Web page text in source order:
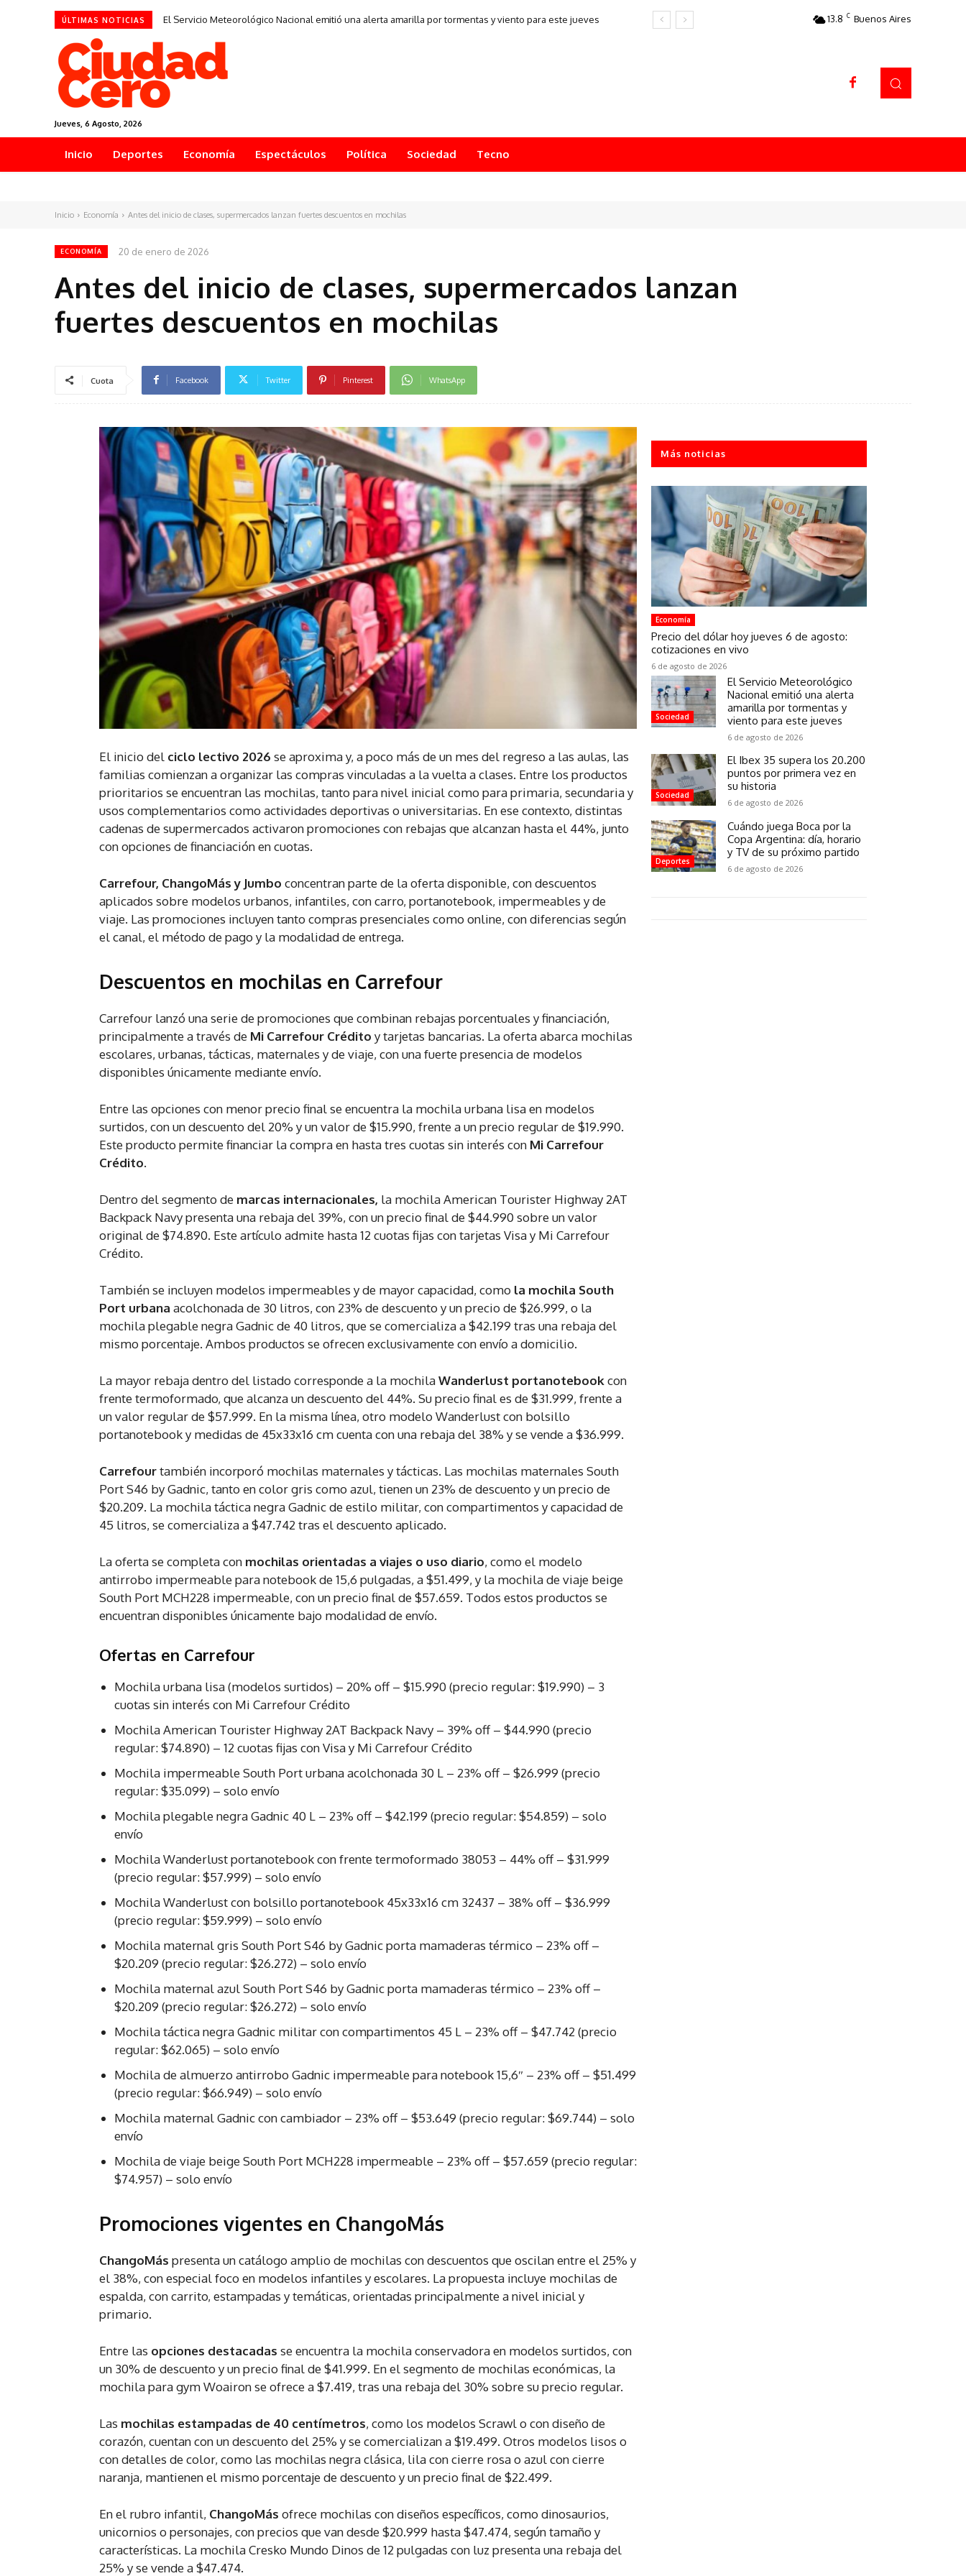
ÚLTIMAS NOTICIAS El Servicio Meteorológico Nacional emitió una alerta amarilla por tormentas y viento para este jueves 13.8 C Buenos Aires
Jueves, 6 Agosto, 2026
Inicio Deportes Economía Espectáculos Política Sociedad Tecno
Inicio Economía Antes del inicio de clases, supermercados lanzan fuertes descuentos en mochilas
ECONOMÍA 20 de enero de 2026
Antes del inicio de clases, supermercados lanzan
fuertes descuentos en mochilas
Cuota Facebook Twitter Pinterest WhatsApp
El inicio del ciclo lectivo 2026 se aproxima y, a poco más de un mes del regreso a las aulas, las
familias comienzan a organizar las compras vinculadas a la vuelta a clases. Entre los productos
prioritarios se encuentran las mochilas, tanto para nivel inicial como para primaria, secundaria y
usos complementarios como actividades deportivas o universitarias. En ese contexto, distintas
cadenas de supermercados activaron promociones con rebajas que alcanzan hasta el 44%, junto
con opciones de financiación en cuotas.
Carrefour, ChangoMás y Jumbo concentran parte de la oferta disponible, con descuentos
aplicados sobre modelos urbanos, infantiles, con carro, portanotebook, impermeables y de
viaje. Las promociones incluyen tanto compras presenciales como online, con diferencias según
el canal, el método de pago y la modalidad de entrega.
Descuentos en mochilas en Carrefour
Carrefour lanzó una serie de promociones que combinan rebajas porcentuales y financiación,
principalmente a través de Mi Carrefour Crédito y tarjetas bancarias. La oferta abarca mochilas
escolares, urbanas, tácticas, maternales y de viaje, con una fuerte presencia de modelos
disponibles únicamente mediante envío.
Entre las opciones con menor precio final se encuentra la mochila urbana lisa en modelos
surtidos, con un descuento del 20% y un valor de $15.990, frente a un precio regular de $19.990.
Este producto permite financiar la compra en hasta tres cuotas sin interés con Mi Carrefour
Crédito.
Dentro del segmento de marcas internacionales, la mochila American Tourister Highway 2AT
Backpack Navy presenta una rebaja del 39%, con un precio final de $44.990 sobre un valor
original de $74.890. Este artículo admite hasta 12 cuotas fijas con tarjetas Visa y Mi Carrefour
Crédito.
También se incluyen modelos impermeables y de mayor capacidad, como la mochila South
Port urbana acolchonada de 30 litros, con 23% de descuento y un precio de $26.999, o la
mochila plegable negra Gadnic de 40 litros, que se comercializa a $42.199 tras una rebaja del
mismo porcentaje. Ambos productos se ofrecen exclusivamente con envío a domicilio.
La mayor rebaja dentro del listado corresponde a la mochilaWanderlust portanotebookcon
frente termoformado, que alcanza un descuento del 44%. Su precio final es de $31.999, frente a
un valor regular de $57.999. En la misma línea, otro modelo Wanderlust con bolsillo
portanotebook y medidas de 45x33x16 cm cuenta con una rebaja del 38% y se vende a $36.999.
Carrefourtambién incorporó mochilas maternales y tácticas. Las mochilas maternales South
Port S46 by Gadnic, tanto en color gris como azul, tienen un 23% de descuento y un precio de
$20.209. La mochila táctica negra Gadnic de estilo militar, con compartimentos y capacidad de
45 litros, se comercializa a $47.742 tras el descuento aplicado.
La oferta se completa con mochilas orientadas a viajes o uso diario, como el modelo
antirrobo impermeable para notebook de 15,6 pulgadas, a $51.499, y la mochila de viaje beige
South Port MCH228 impermeable, con un precio final de $57.659. Todos estos productos se
encuentran disponibles únicamente bajo modalidad de envío.
Ofertas en Carrefour
Mochila urbana lisa (modelos surtidos) – 20% off – $15.990 (precio regular: $19.990) – 3
cuotas sin interés con Mi Carrefour Crédito
Mochila American Tourister Highway 2AT Backpack Navy – 39% off – $44.990 (precio
regular: $74.890) – 12 cuotas fijas con Visa y Mi Carrefour Crédito
Mochila impermeable South Port urbana acolchonada 30 L – 23% off – $26.999 (precio
regular: $35.099) – solo envío
Mochila plegable negra Gadnic 40 L – 23% off – $42.199 (precio regular: $54.859) – solo
envío
Mochila Wanderlust portanotebook con frente termoformado 38053 – 44% off – $31.999
(precio regular: $57.999) – solo envío
Mochila Wanderlust con bolsillo portanotebook 45x33x16 cm 32437 – 38% off – $36.999
(precio regular: $59.999) – solo envío
Mochila maternal gris South Port S46 by Gadnic porta mamaderas térmico – 23% off –
$20.209 (precio regular: $26.272) – solo envío
Mochila maternal azul South Port S46 by Gadnic porta mamaderas térmico – 23% off –
$20.209 (precio regular: $26.272) – solo envío
Mochila táctica negra Gadnic militar con compartimentos 45 L – 23% off – $47.742 (precio
regular: $62.065) – solo envío
Mochila de almuerzo antirrobo Gadnic impermeable para notebook 15,6″ – 23% off – $51.499
(precio regular: $66.949) – solo envío
Mochila maternal Gadnic con cambiador – 23% off – $53.649 (precio regular: $69.744) – solo
envío
Mochila de viaje beige South Port MCH228 impermeable – 23% off – $57.659 (precio regular:
$74.957) – solo envío
Promociones vigentes en ChangoMás
ChangoMás presenta un catálogo amplio de mochilas con descuentos que oscilan entre el 25% y
el 38%, con especial foco en modelos infantiles y escolares. La propuesta incluye mochilas de
espalda, con carrito, estampadas y temáticas, orientadas principalmente a nivel inicial y
primario.
Entre las opciones destacadas se encuentra la mochila conservadora en modelos surtidos, con
un 30% de descuento y un precio final de $41.999. En el segmento de mochilas económicas, la
mochila para gym Woairon se ofrece a $7.419, tras una rebaja del 30% sobre su precio regular.
Las mochilas estampadas de 40 centímetros, como los modelos Scrawl o con diseño de
corazón, cuentan con un descuento del 25% y se comercializan a $19.499. Otros modelos lisos o
con detalles de color, como las mochilas negra clásica, lila con cierre rosa o azul con cierre
naranja, mantienen el mismo porcentaje de descuento y un precio final de $22.499.
En el rubro infantil, ChangoMás ofrece mochilas con diseños específicos, como dinosaurios,
unicornios o personajes, con precios que van desde $20.999 hasta $47.474, según tamaño y
características. La mochila Cresko Mundo Dinos de 12 pulgadas con luz presenta una rebaja del
25% y se vende a $47.474.
Más noticias
Economía
Precio del dólar hoy jueves 6 de agosto:
cotizaciones en vivo
6 de agosto de 2026
Sociedad
El Servicio Meteorológico
Nacional emitió una alerta
amarilla por tormentas y
viento para este jueves
6 de agosto de 2026
Sociedad
El Ibex 35 supera los 20.200
puntos por primera vez en
su historia
6 de agosto de 2026
Deportes
Cuándo juega Boca por la
Copa Argentina: día, horario
y TV de su próximo partido
6 de agosto de 2026